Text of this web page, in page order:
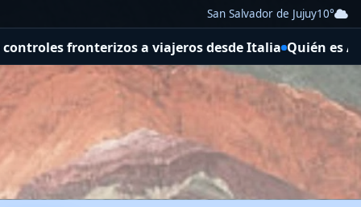
San Salvador de Jujuy10°
a viajeros desde Italia Quién es Abelardo De la